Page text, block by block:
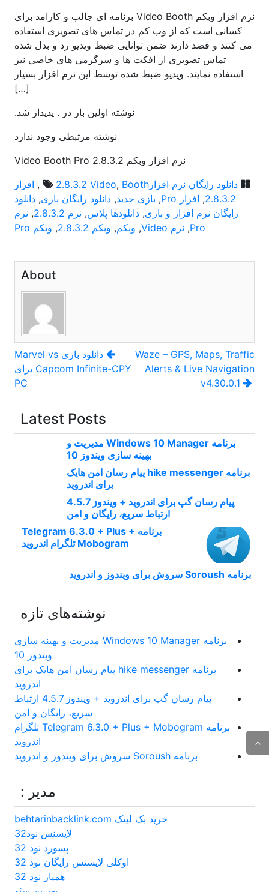
نرم افزار وبکم Video Booth برنامه ای جالب و کارامد برای
کسانی است که از وب کم در تماس های تصویری استفاده
می کنند و قصد دارند ضمن توانایی ضبط ویدیو رد و بدل شده
تماس تصویری از افکت ها و سرگرمی های خاصی نیز
استفاده نمایند. ویدیو ضبط شده توسط این نرم افزار بسیار
[…]
نوشته اولین بار در . پدیدار شد.
نوشته مرتبطی وجود ندارد
نرم افزار وبکم Video Booth Pro 2.8.3.2
دانلود رایگان نرم افزار
2.8.3.2 Video, Booth
, افزار
2.8.3.2
, افزار Pro , بازی جدید,دانلود رایگان بازی,دانلود
رایگان نرم افزار و بازی,دانلودها پلاس, نرم 2.8.3.2 , نرم
Pro
, نرم Video , وبکم, وبکم 2.8.3.2 , وبکم Pro
About
راهبری
نوشته
دانلود بازی Marvel vs
Capcom Infinite-CPY برای
PC
Waze – GPS, Maps, Traffic
Alerts & Live Navigation
v4.30.0.1
Latest Posts
برنامه Windows 10 Manager مدیریت و
بهینه سازی ویندوز 10
برنامه hike messenger پیام‌ رسان‌ امن هایک
برای اندروید
پیام رسان گپ برای اندروید + ویندوز 4.5.7
ارتباط سریع، رایگان و امن
برنامه Telegram 6.3.0 + Plus +
Mobogram تلگرام اندروید
برنامه Soroush سروش برای ویندوز و اندروید
نوشته‌های تازه
برنامه Windows 10 Manager مدیریت و بهینه سازی
ویندوز 10
برنامه hike messenger پیام‌ رسان‌ امن هایک برای
اندروید
پیام رسان گپ برای اندروید + ویندوز 4.5.7 ارتباط
سریع، رایگان و امن
برنامه Telegram 6.3.0 + Plus + Mobogram تلگرام
اندروید
برنامه Soroush سروش برای ویندوز و اندروید
مدیر :
خرید بک لینک behtarinbacklink.com
لایسنس نود32
پسورد نود 32
اوکلی لایسنس رایگان نود 32
همیار نود 32